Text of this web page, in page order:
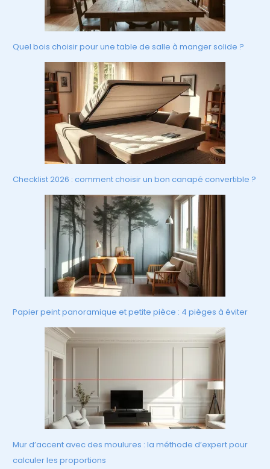
Quel bois choisir pour une table de salle à manger solide ?
Checklist 2026 : comment choisir un bon canapé convertible ?
Papier peint panoramique et petite pièce : 4 pièges à éviter
Mur d’accent avec des moulures : la méthode d’expert pour
calculer les proportions